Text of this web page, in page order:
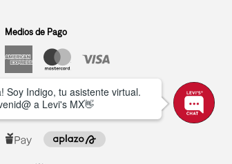
Medios de Pago